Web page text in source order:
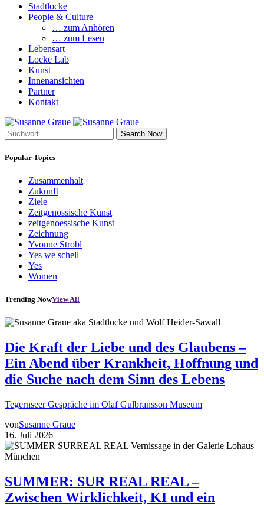
Stadtlocke
People & Culture
… zum Anhören
… zum Lesen
Lebensart
Locke Lab
Kunst
Innenansichten
Partner
Kontakt
Search Now
Popular Topics
Zusammenhalt
Zukunft
Ziele
Zeitgenössische Kunst
zeitgenoessische Kunst
Zeichnung
Yvonne Strobl
Yes we schell
Yes
Women
Trending NowView All
Die Kraft der Liebe und des Glaubens –
Ein Abend über Krankheit, Hoffnung und
die Suche nach dem Sinn des Lebens
Tegernseer Gespräche im Olaf Gulbransson Museum
vonSusanne Graue
16. Juli 2026
SUMMER: SUR REAL REAL –
Zwischen Wirklichkeit, KI und ein